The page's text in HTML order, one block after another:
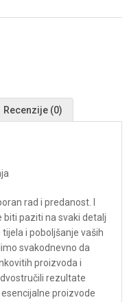
Recenzije (0)
rad i predanost. I
paziti na svaki detalj
i poboljšanje vaših
svakodnevno da
proizvoda i
rezultate
proizvode